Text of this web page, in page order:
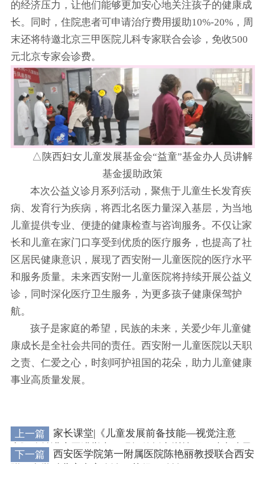
的经济压力，让他们能够更加安心地关注孩子的健康成
长。同时，住院患者可申请治疗费用援助10%-20%，周
末还将特邀北京三甲医院儿科专家联合会诊，免收500
元北京专家会诊费。
△陕西妇女儿童发展基金会“益童”基金办人员讲解
基金援助政策
本次公益义诊月系列活动，聚焦于儿童生长发育疾
病、发育行为疾病，将西北名医力量深入基层，为当地
儿童提供专业、便捷的健康检查与咨询服务。不仅让家
长和儿童在家门口享受到优质的医疗服务，也提高了社
区居民健康意识，展现了西安附一儿童医院的医疗水平
和服务质量。未来西安附一儿童医院将持续开展公益义
诊，同时深化医疗卫生服务，为更多孩子健康保驾护
航。
孩子是家庭的希望，民族的未来，关爱少年儿童健
康成长是全社会共同的责任。西安附一儿童医院以天职
之责、仁爱之心，时刻呵护祖国的花朵，助力儿童健康
事业高质量发展。
上一篇
家长课堂|《儿童发展前备技能—视觉注意
力》公益讲座圆满举办，现场传授实训技巧，助力孩子
能力提升!
下一篇
西安医学院第一附属医院陈艳丽教授联合西安